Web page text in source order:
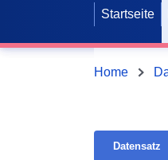
Startseite
Home
Datensatz